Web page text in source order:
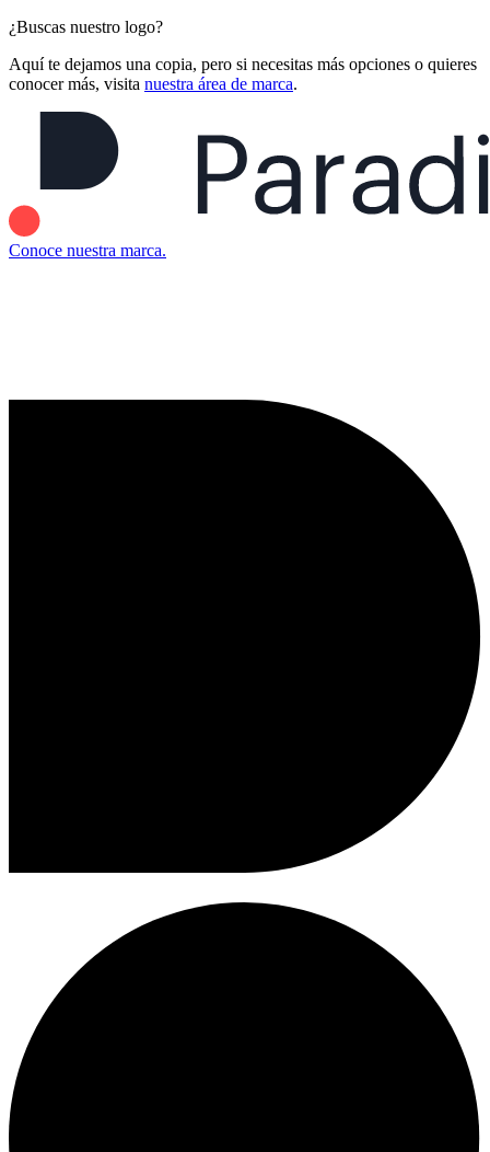
¿Buscas nuestro logo?
Aquí te dejamos una copia, pero si necesitas más opciones o quieres
conocer más, visita nuestra área de marca.
Conoce nuestra marca.